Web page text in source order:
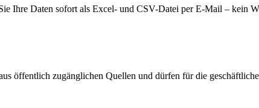
Ihre Daten sofort als Excel- und CSV-Datei per E-Mail – kein
öffentlich zugänglichen Quellen und dürfen für die